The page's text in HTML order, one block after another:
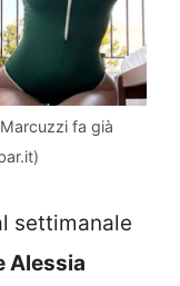
fa già
settimanale
Alessia